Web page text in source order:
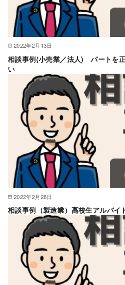
2022年2月13日
相談事例(小売業／法人) パートを
い
2022年2月28日
相談事例（製造業）高校生アルバイ